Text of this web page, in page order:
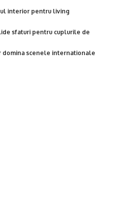
interior pentru living
sfaturi pentru cuplurile de
domina scenele internationale